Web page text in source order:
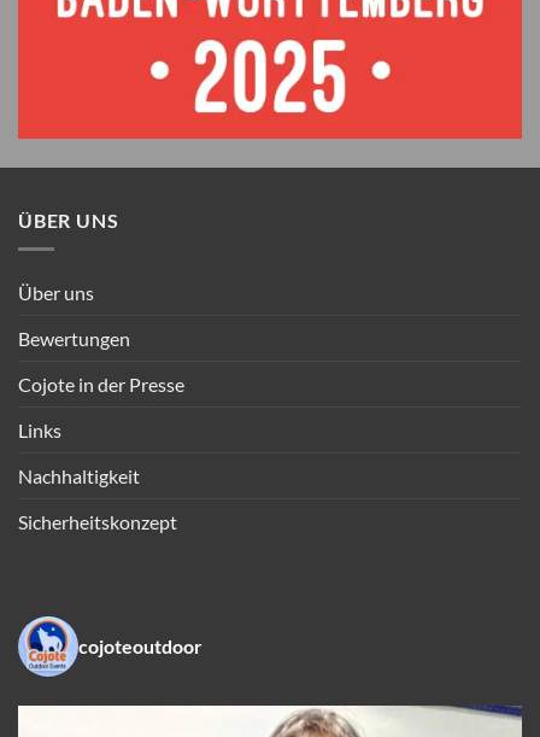
ÜBER UNS
Über uns
Bewertungen
Cojote in der Presse
Links
Nachhaltigkeit
Sicherheitskonzept
cojoteoutdoor